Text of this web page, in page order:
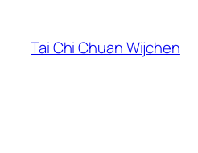
Tai Chi Chuan Wijchen